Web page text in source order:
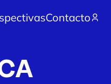
Contacto